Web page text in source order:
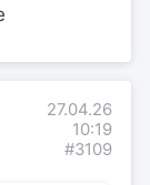
27.04.26
10:19
#3109